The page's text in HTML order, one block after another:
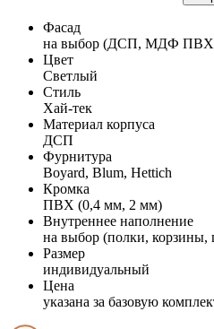
Фасад
на выбор (ДСП, МДФ ПВХ
Цвет
Светлый
Стиль
Хай-тек
Материал корпуса
ДСП
Фурнитура
Boyard, Blum, Hettich
Кромка
ПВХ (0,4 мм, 2 мм)
Внутреннее наполнение
на выбор (полки, корзины,
Размер
индивидуальный
Цена
указана за базовую